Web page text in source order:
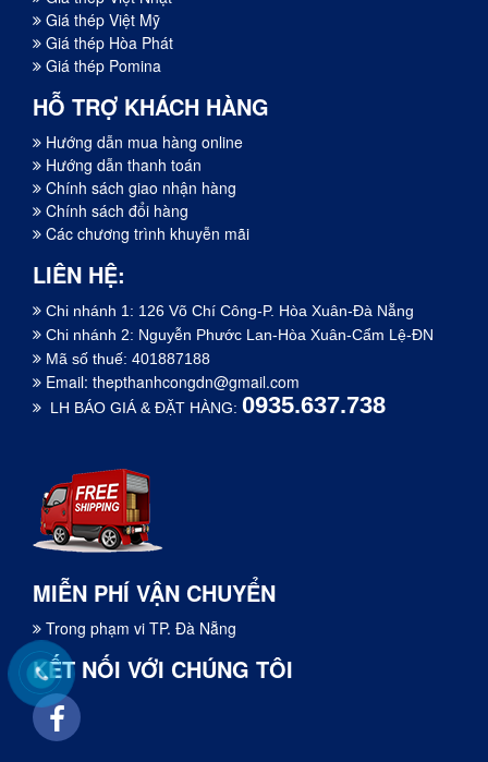
Giá thép Việt Mỹ
Giá thép Hòa Phát
Giá thép Pomina
HỖ TRỢ KHÁCH HÀNG
Hướng dẫn mua hàng online
Hướng dẫn thanh toán
Chính sách giao nhận hàng
Chính sách đổi hàng
Các chương trình khuyễn mãi
LIÊN HỆ:
Chi nhánh 1: 126 Võ Chí Công-P. Hòa Xuân-Đà Nẵng
Chi nhánh 2: Nguyễn Phước Lan-Hòa Xuân-Cẩm Lệ-ĐN
Mã số thuế: 401887188
Email: thepthanhcongdn@gmail.com
LH BÁO GIÁ & ĐẶT HÀNG: 0935.637.738
MIỄN PHÍ VẬN CHUYỂN
Trong phạm vi TP. Đà Nẵng
KẾT NỐI VỚI CHÚNG TÔI